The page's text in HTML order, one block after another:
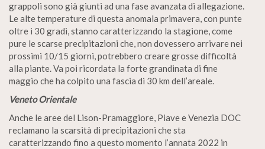
grappoli sono già giunti ad una fase avanzata di allegazione.
Le alte temperature di questa anomala primavera, con punte
oltre i 30 gradi, stanno caratterizzando la stagione, come
pure le scarse precipitazioni che, non dovessero arrivare nei
prossimi 10/15 giorni, potrebbero creare grosse difficoltà
alla piante. Va poi ricordata la forte grandinata di fine
maggio che ha colpito una fascia di 30 km dell’areale.
Veneto Orientale
Anche le aree del Lison-Pramaggiore, Piave e Venezia DOC
reclamano la scarsità di precipitazioni che sta
caratterizzando fino a questo momento l’annata 2022 in